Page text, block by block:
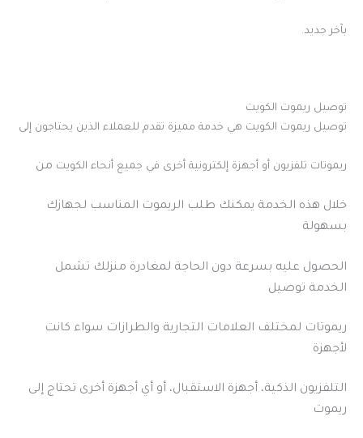
بآخر جديد.
توصيل ريموت الكويت
توصيل ريموت الكويت هي خدمة مميزة تقدم للعملاء الذين يحتاجون إلى
ريموتات تلفزيون أو أجهزة إلكترونية أخرى في جميع أنحاء الكويت من
خلال هذه الخدمة يمكنك طلب الريموت المناسب لجهازك
بسهولة
الحصول عليه بسرعة دون الحاجة لمغادرة منزلك تشمل
الخدمة توصيل
ريموتات لمختلف العلامات التجارية والطرازات سواء كانت
لأجهزة
التلفزيون الذكية، أجهزة الاستقبال، أو أي أجهزة أخرى تحتاج إلى
ريموت